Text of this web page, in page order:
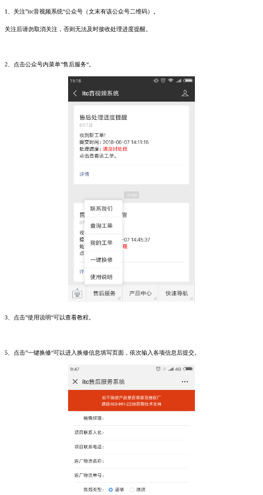
1、关注”itc音视频系统“公众号（文末有该公众号二维码）。
关注后请勿取消关注，否则无法及时接收处理进度提醒。
2、点击公众号内菜单”售后服务“。
3、点击”使用说明“可以查看教程。
5、点击”一键换修“可以进入换修信息填写页面，依次输入各项信息后提交。